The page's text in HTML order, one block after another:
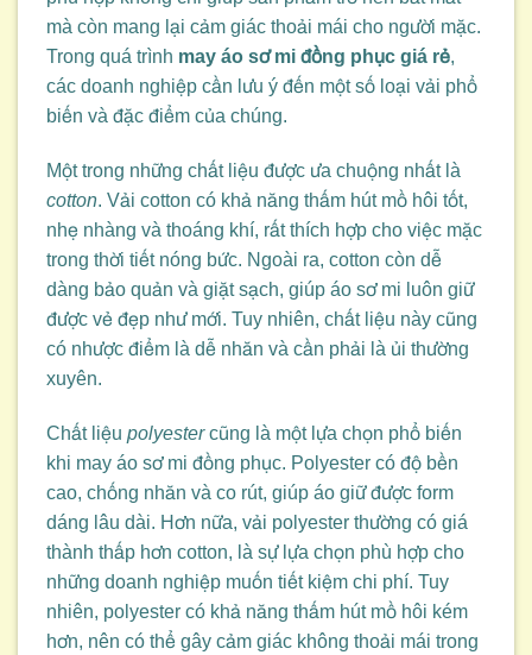
mà còn mang lại cảm giác thoải mái cho người mặc.
Trong quá trình may áo sơ mi đồng phục giá rẻ,
các doanh nghiệp cần lưu ý đến một số loại vải phổ
biến và đặc điểm của chúng.
Một trong những chất liệu được ưa chuộng nhất là
cotton. Vải cotton có khả năng thấm hút mồ hôi tốt,
nhẹ nhàng và thoáng khí, rất thích hợp cho việc mặc
trong thời tiết nóng bức. Ngoài ra, cotton còn dễ
dàng bảo quản và giặt sạch, giúp áo sơ mi luôn giữ
được vẻ đẹp như mới. Tuy nhiên, chất liệu này cũng
có nhược điểm là dễ nhăn và cần phải là ủi thường
xuyên.
Chất liệu polyestercũng là một lựa chọn phổ biến
khi may áo sơ mi đồng phục. Polyester có độ bền
cao, chống nhăn và co rút, giúp áo giữ được form
dáng lâu dài. Hơn nữa, vải polyester thường có giá
thành thấp hơn cotton, là sự lựa chọn phù hợp cho
những doanh nghiệp muốn tiết kiệm chi phí. Tuy
nhiên, polyester có khả năng thấm hút mồ hôi kém
hơn, nên có thể gây cảm giác không thoải mái trong